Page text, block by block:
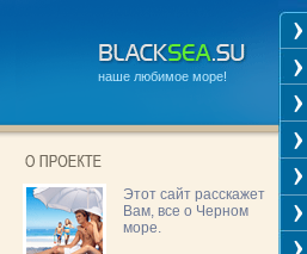
наше любимое море!
Этот сайт расскажет
Вам, все о Черном
море.